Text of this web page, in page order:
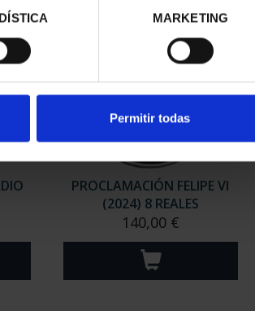
MARKETING
Permitir todas
PROCLAMACIÓN FELIPE VI
(2024) 8 REALES
140,00 €